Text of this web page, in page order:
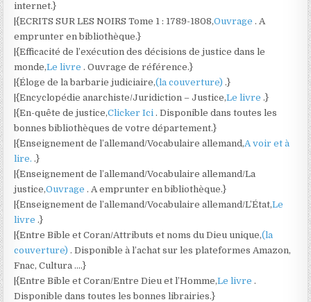
internet.}
|{ECRITS SUR LES NOIRS Tome 1 : 1789-1808,Ouvrage . A
emprunter en bibliothèque.}
|{Efficacité de l’exécution des décisions de justice dans le
monde,Le livre . Ouvrage de référence.}
|{Éloge de la barbarie judiciaire,(la couverture) .}
|{Encyclopédie anarchiste/Juridiction – Justice,Le livre .}
|{En-quête de justice,Clicker Ici . Disponible dans toutes les
bonnes bibliothèques de votre département.}
|{Enseignement de l’allemand/Vocabulaire allemand,A voir et à
lire. .}
|{Enseignement de l’allemand/Vocabulaire allemand/La
justice,Ouvrage . A emprunter en bibliothèque.}
|{Enseignement de l’allemand/Vocabulaire allemand/L’État,Le
livre .}
|{Entre Bible et Coran/Attributs et noms du Dieu unique,(la
couverture) . Disponible à l’achat sur les plateformes Amazon,
Fnac, Cultura ….}
|{Entre Bible et Coran/Entre Dieu et l’Homme,Le livre .
Disponible dans toutes les bonnes librairies.}